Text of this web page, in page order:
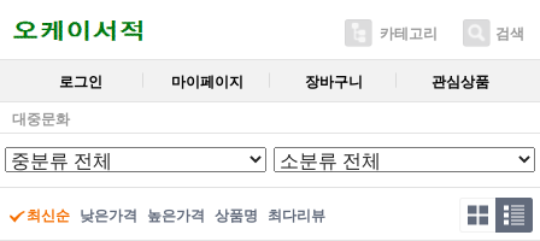
카테고리 검색
로그인 마이페이지 장바구니 관심상품
대중문화
최신순 낮은가격 높은가격 상품명 최다리뷰